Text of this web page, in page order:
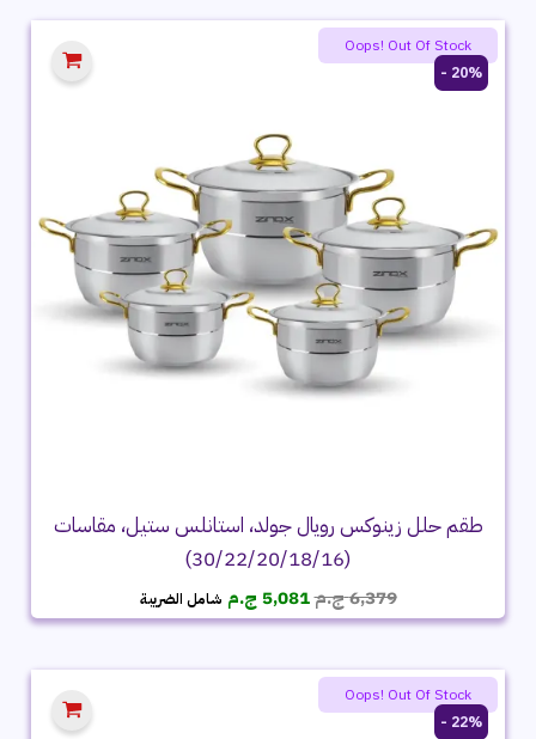
3,699 ج.م.
2,699 ج.م.
20% -
طقم حلل زينوكس رويال جولد، استانلس ستيل، مقاسات
(30/22/20/18/16)
6,379ج.مالسعر
الأصلي
6,379 ج.م.
5,081 ج.م السعر
الحالي
5,081 ج.م.
شامل الضريبة
Oops! Out Of Stock
22% -
Oops! Out Of Stock